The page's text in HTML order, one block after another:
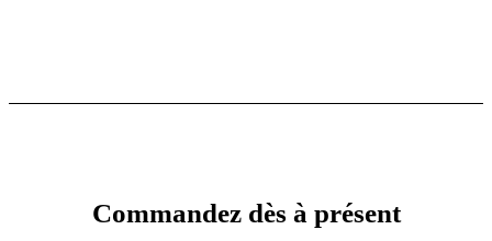
Commandez dès à présent